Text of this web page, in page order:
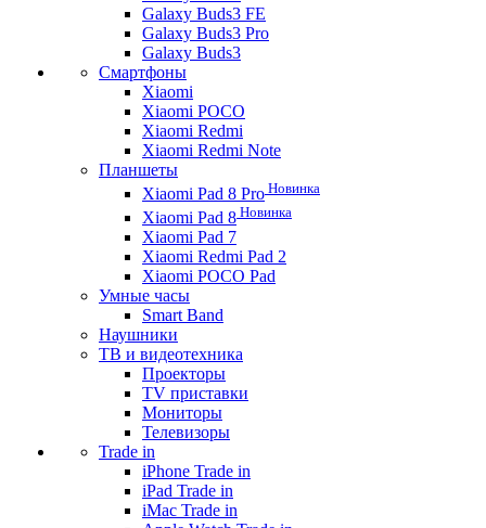
Galaxy Buds3 FE
Galaxy Buds3 Pro
Galaxy Buds3
Смартфоны
Xiaomi
Xiaomi POCO
Xiaomi Redmi
Xiaomi Redmi Note
Планшеты
Xiaomi Pad 8 Pro Новинка
Xiaomi Pad 8 Новинка
Xiaomi Pad 7
Xiaomi Redmi Pad 2
Xiaomi POCO Pad
Умные часы
Smart Band
Наушники
ТВ и видеотехника
Проекторы
TV приставки
Мониторы
Телевизоры
Trade in
iPhone Trade in
iPad Trade in
iMac Trade in